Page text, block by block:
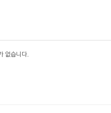
없습니다.